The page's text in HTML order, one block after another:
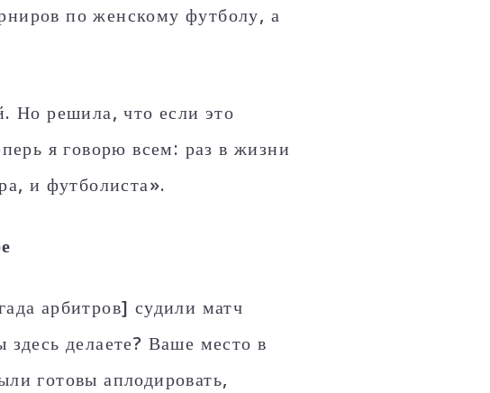
по женскому футболу, а
Но решила, что если это
я говорю всем: раз в жизни
и футболиста».
арбитров] судили матч
делаете? Ваше место в
готовы аплодировать,